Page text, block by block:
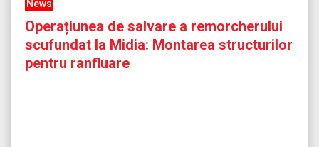
News
Operațiunea de salvare a remorcherului
scufundat la Midia: Montarea structurilor
pentru ranfluare